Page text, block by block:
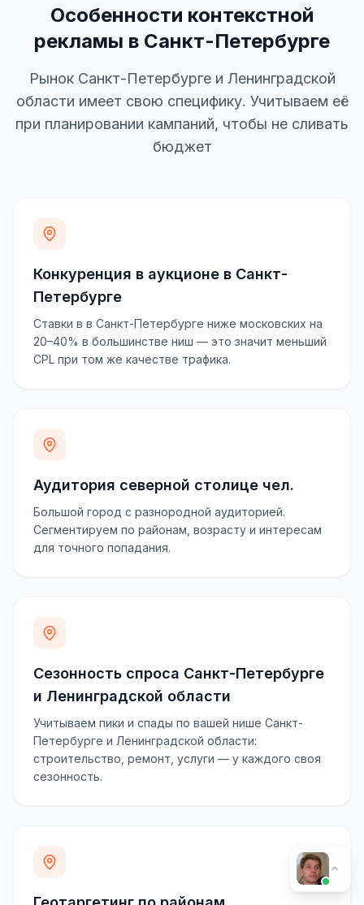
Особенности контекстной
рекламы в Санкт-Петербурге
Рынок Санкт-Петербурге и Ленинградской
области имеет свою специфику. Учитываем её
при планировании кампаний, чтобы не сливать
бюджет
Конкуренция в аукционе в Санкт-
Петербурге
Ставки в в Санкт-Петербурге ниже московских на
20–40% в большинстве ниш — это значит меньший
CPL при том же качестве трафика.
Аудитория северной столице чел.
Большой город с разнородной аудиторией.
Сегментируем по районам, возрасту и интересам
для точного попадания.
Сезонность спроса Санкт-Петербурге
и Ленинградской области
Учитываем пики и спады по вашей нише Санкт-
Петербурге и Ленинградской области:
строительство, ремонт, услуги — у каждого своя
сезонность.